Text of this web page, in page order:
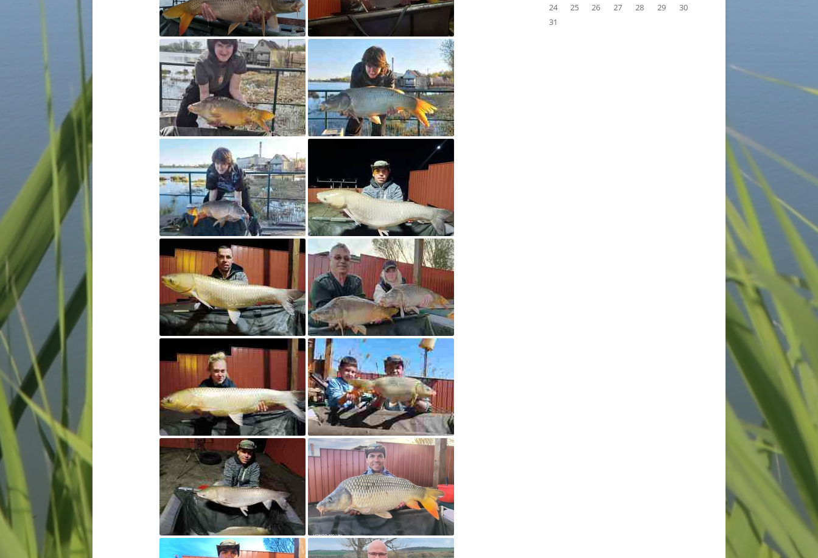
24
25 26 27 28 29
30
31